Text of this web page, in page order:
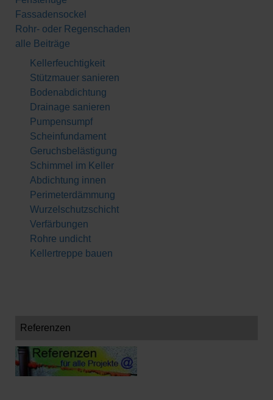
Fassadensockel
Rohr- oder Regenschaden
alle Beiträge
Kellerfeuchtigkeit
Stützmauer sanieren
Bodenabdichtung
Drainage sanieren
Pumpensumpf
Scheinfundament
Geruchsbelästigung
Schimmel im Keller
Abdichtung innen
Perimeterdämmung
Wurzelschutzschicht
Verfärbungen
Rohre undicht
Kellertreppe bauen
Referenzen